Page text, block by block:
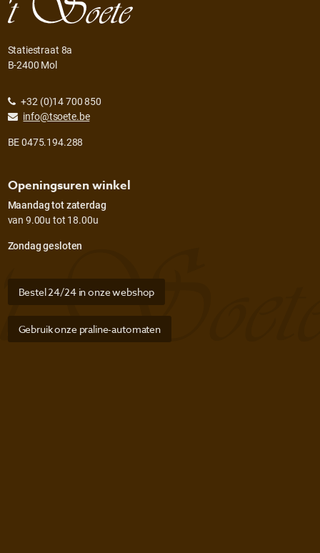
Statiestraat 8a
B-2400 Mol
+32 (0)14 700 850
info@tsoete.be
BE 0475.194.288
Openingsuren winkel
Maandag tot zaterdag
van 9.00u tot 18.00u
Zondag gesloten
Bestel 24/24 in onze webshop
Gebruik onze praline-automaten